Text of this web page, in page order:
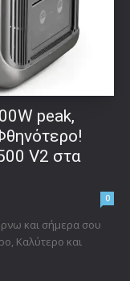
peak,
V2 στα
0
και σήμερα σου
Καλύτερο και